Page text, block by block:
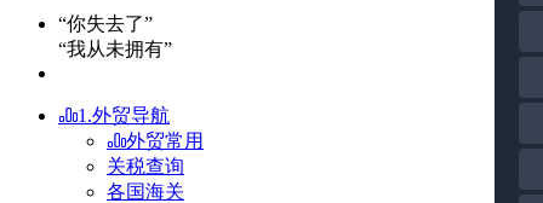
“你失去了”
“我从未拥有”
1.外贸导航
外贸常用
关税查询
各国海关